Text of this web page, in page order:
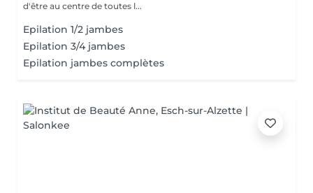
d'être au centre de toutes l...
Epilation 1/2 jambes
Epilation 3/4 jambes
Epilation jambes complètes